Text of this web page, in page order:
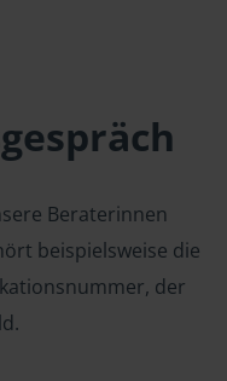
Beraterinnen
beispielsweise die
der